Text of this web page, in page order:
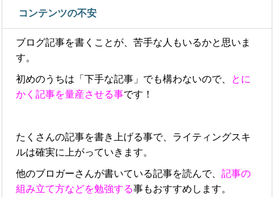
コンテンツの不安
ブログ記事を書くことが、苦手な人もいるかと思いま
す。
初めのうちは「下手な記事」でも構わないので、 とに
かく記事を量産させる事です！
たくさんの記事を書き上げる事で、ライティングスキ
ルは確実に上がっていきます。
他のブロガーさんが書いている記事を読んで、記事の
組み立て方などを勉強する事もおすすめします。